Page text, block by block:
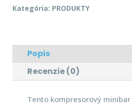
Kategória: PRODUKTY
Popis
Recenzie (0)
Tento kompresorový